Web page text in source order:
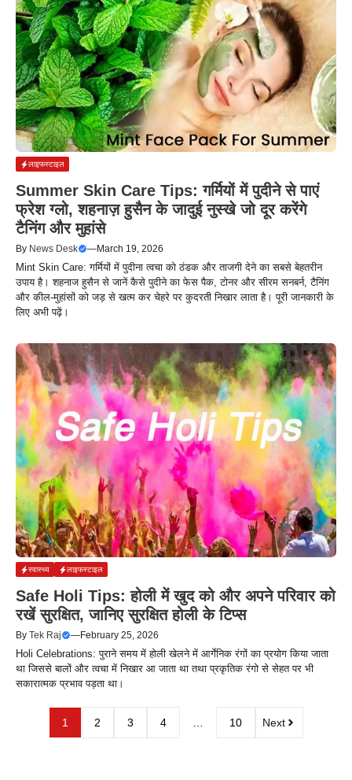
लाइफस्टाइल
Summer Skin Care Tips: गर्मियों में पुदीने से पाएं
फ्रेश ग्लो, शहनाज़ हुसैन के जादुई नुस्खे जो दूर करेंगे
टैनिंग और मुहांसे
By News Desk —March 19, 2026
Mint Skin Care: गर्मियों में पुदीना त्वचा को ठंडक और ताजगी देने का सबसे बेहतरीन
उपाय है। शहनाज हुसैन से जानें कैसे पुदीने का फेस पैक, टोनर और सीरम सनबर्न, टैनिंग
और कील-मुहांसों को जड़ से खत्म कर चेहरे पर कुदरती निखार लाता है। पूरी जानकारी के
लिए अभी पढ़ें।
स्वास्थ्य लाइफस्टाइल
Safe Holi Tips: होली में खुद को और अपने परिवार को
रखें सुरक्षित, जानिए सुरक्षित होली के टिप्स
By Tek Raj —February 25, 2026
Holi Celebrations: पुराने समय में होली खेलने में आर्गेनिक रंगों का प्रयोग किया जाता
था जिससे बालों और त्वचा में निखार आ जाता था तथा प्रकृतिक रंगो से सेहत पर भी
सकारात्मक प्रभाव पड़ता था।
1 2 3 4 10 Next